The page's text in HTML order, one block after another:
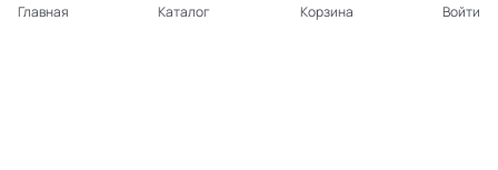
Главная Каталог Корзина Войти